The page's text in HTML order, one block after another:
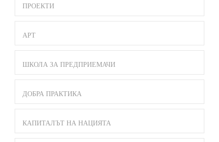
ПРОЕКТИ
АРТ
ШКОЛА ЗА ПРЕДПРИЕМАЧИ
ДОБРА ПРАКТИКА
КАПИТАЛЪТ НА НАЦИЯТА